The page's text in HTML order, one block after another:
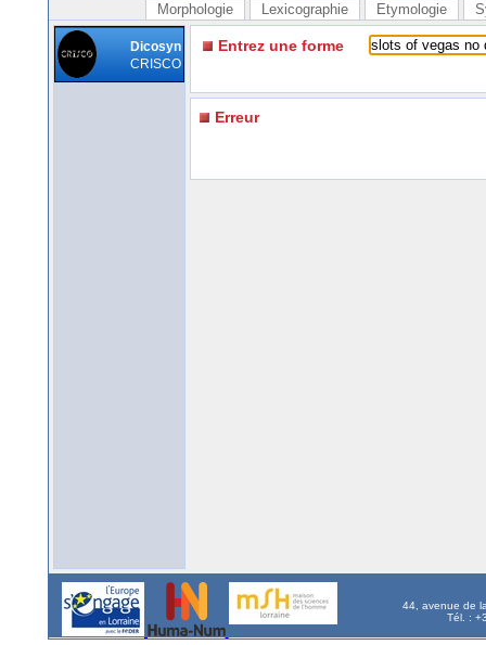
Morphologie Lexicographie Etymologie
Dicosyn
CRISCO
Entrez une forme
Erreur
44, avenue de
Tél. :